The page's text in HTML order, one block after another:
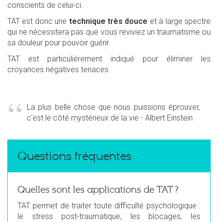
conscients de celui-ci.
TAT est donc une technique très douce et à large spectre
qui ne nécessitera pas que vous reviviez un traumatisme ou
sa douleur pour pouvoir guérir.
TAT est particulièrement indiqué pour éliminer les
croyances négatives tenaces.
La plus belle chose que nous puissions éprouver,
c'est le côté mystérieux de la vie - Albert Einstein
Questions fréquentes
Quelles sont les applications de TAT ?
TAT permet de traiter toute difficulté psychologique :
le stress post-traumatique, les blocages, les